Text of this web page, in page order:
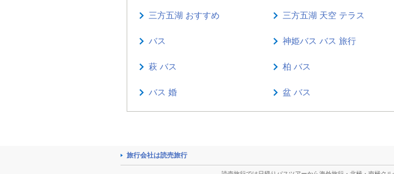
三方五湖 おすすめ 三方五湖 天空 テラス
バス 神姫バス バス 旅行
萩 バス 柏 バス
バス 婚 盆 バス
旅行会社は読売旅行